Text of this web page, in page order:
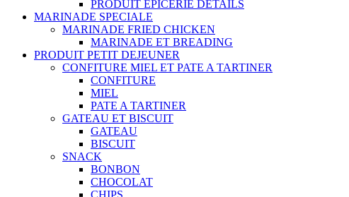
PRODUIT EPICERIE DETAILS
MARINADE SPECIALE
MARINADE FRIED CHICKEN
MARINADE ET BREADING
PRODUIT PETIT DEJEUNER
CONFITURE MIEL ET PATE A TARTINER
CONFITURE
MIEL
PATE A TARTINER
GATEAU ET BISCUIT
GATEAU
BISCUIT
SNACK
BONBON
CHOCOLAT
CHIPS